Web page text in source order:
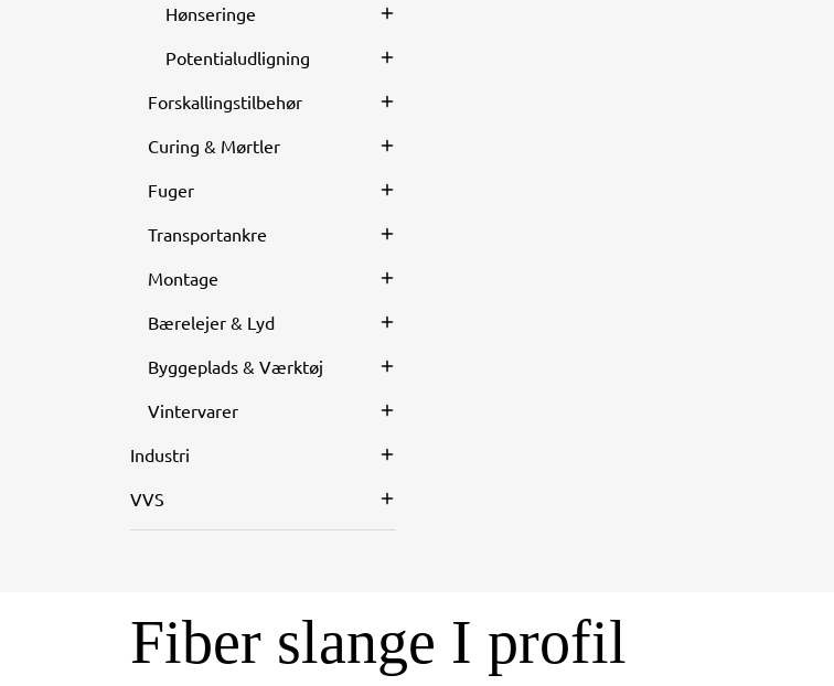
Hønseringe
Potentialudligning
Forskallingstilbehør
Curing & Mørtler
Fuger
Transportankre
Montage
Bærelejer & Lyd
Byggeplads & Værktøj
Vintervarer
Industri
VVS
Fiber slange I profil